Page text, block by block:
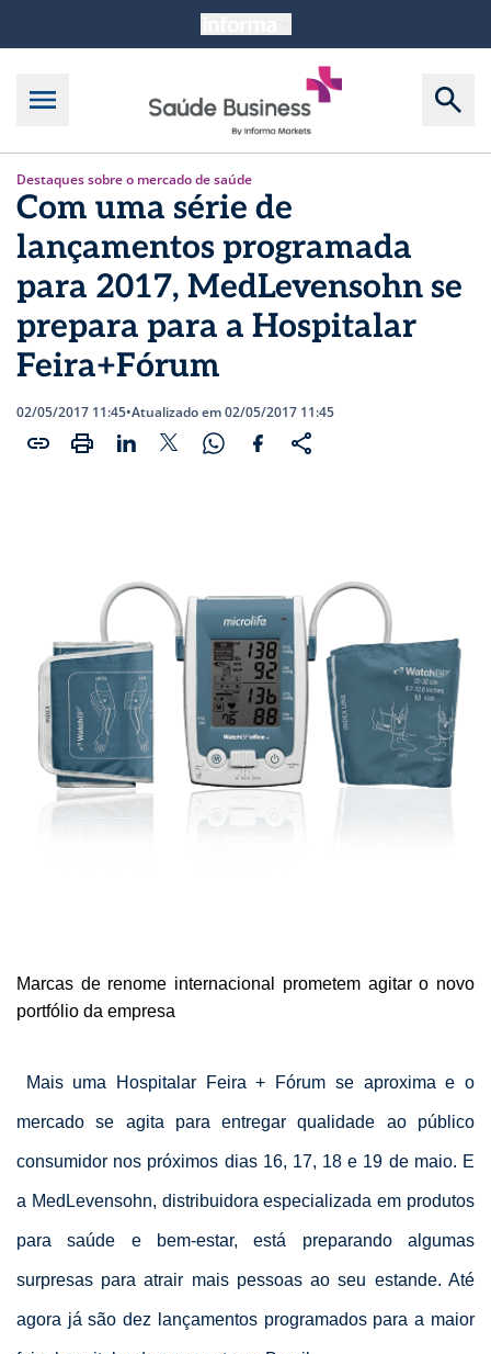
Destaques sobre o mercado de saúde
Com uma série de
lançamentos programada
para 2017, MedLevensohn se
prepara para a Hospitalar
Feira+Fórum
02/05/2017 11:45•Atualizado em 02/05/2017 11:45
Marcas de renome internacional prometem agitar o novo
portfólio da empresa
Mais uma Hospitalar Feira + Fórum se aproxima e o
mercado se agita para entregar qualidade ao público
consumidor nos próximos dias 16, 17, 18 e 19 de maio. E
a MedLevensohn, distribuidora especializada em produtos
para saúde e bem-estar, está preparando algumas
surpresas para atrair mais pessoas ao seu estande. Até
agora já são dez lançamentos programados para a maior